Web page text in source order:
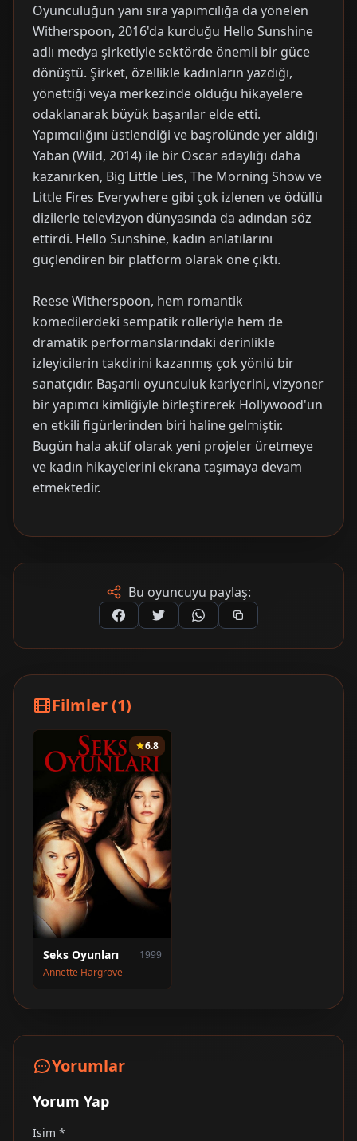
Oyunculuğun yanı sıra yapımcılığa da yönelen
Witherspoon, 2016'da kurduğu Hello Sunshine
adlı medya şirketiyle sektörde önemli bir güce
dönüştü. Şirket, özellikle kadınların yazdığı,
yönettiği veya merkezinde olduğu hikayelere
odaklanarak büyük başarılar elde etti.
Yapımcılığını üstlendiği ve başrolünde yer aldığı
Yaban (Wild, 2014) ile bir Oscar adaylığı daha
kazanırken, Big Little Lies, The Morning Show ve
Little Fires Everywhere gibi çok izlenen ve ödüllü
dizilerle televizyon dünyasında da adından söz
ettirdi. Hello Sunshine, kadın anlatılarını
güçlendiren bir platform olarak öne çıktı.
Reese Witherspoon, hem romantik
komedilerdeki sempatik rolleriyle hem de
dramatik performanslarındaki derinlikle
izleyicilerin takdirini kazanmış çok yönlü bir
sanatçıdır. Başarılı oyunculuk kariyerini, vizyoner
bir yapımcı kimliğiyle birleştirerek Hollywood'un
en etkili figürlerinden biri haline gelmiştir.
Bugün hala aktif olarak yeni projeler üretmeye
ve kadın hikayelerini ekrana taşımaya devam
etmektedir.
Bu oyuncuyu paylaş:
Filmler (1)
6.8
Seks Oyunları
1999
Annette Hargrove
Yorumlar
Yorum Yap
İsim *